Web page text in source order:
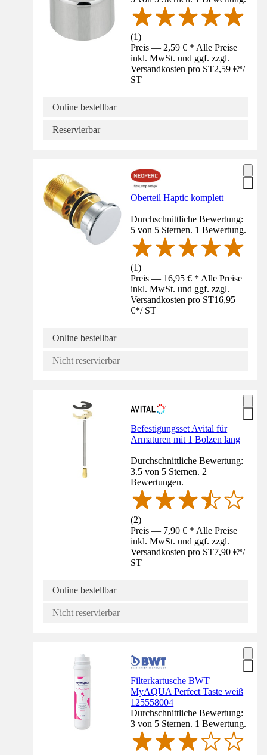
(1)
Preis — 2,59 € * Alle Preise
inkl. MwSt. und ggf. zzgl.
Versandkosten pro ST2,59 €*/
ST
Online bestellbar
Reservierbar
Oberteil Haptic komplett
Durchschnittliche Bewertung:
5 von 5 Sternen. 1 Bewertung.
(1)
Preis — 16,95 € * Alle Preise
inkl. MwSt. und ggf. zzgl.
Versandkosten pro ST16,95
€*/ ST
Online bestellbar
Nicht reservierbar
Befestigungsset Avital für
Armaturen mit 1 Bolzen lang
Durchschnittliche Bewertung:
3.5 von 5 Sternen. 2
Bewertungen.
(2)
Preis — 7,90 € * Alle Preise
inkl. MwSt. und ggf. zzgl.
Versandkosten pro ST7,90 €*/
ST
Online bestellbar
Nicht reservierbar
Filterkartusche BWT
MyAQUA Perfect Taste weiß
125558004
Durchschnittliche Bewertung:
3 von 5 Sternen. 1 Bewertung.